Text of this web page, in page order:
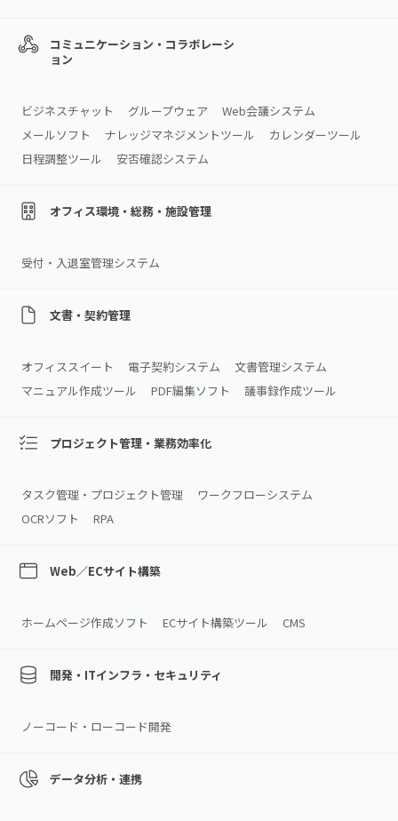
コミュニケーション・コラボレーシ
ョン
ビジネスチャット グループウェア
Web会議システム
メールソフト
ナレッジマネジメントツール
カレンダーツール
日程調整ツール
安否確認システム
オフィス環境・総務・施設管理
受付・入退室管理システム
文書・契約管理
オフィススイート 電子契約システム
文書管理システム
マニュアル作成ツール
PDF編集ソフト 議事録作成ツール
プロジェクト管理・業務効率化
タスク管理・プロジェクト管理
ワークフローシステム
OCRソフト
RPA
Web／ECサイト構築
ホームページ作成ソフト ECサイト構築ツール CMS
開発・ITインフラ・セキュリティ
ノーコード・ローコード開発
データ分析・連携